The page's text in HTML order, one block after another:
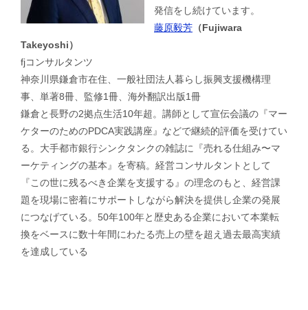
発信をし続けています。
藤原毅芳 （Fujiwara
Takeyoshi）
fjコンサルタンツ
神奈川県鎌倉市在住、一般社団法人暮らし振興支援機構理
事、単著8冊、監修1冊、海外翻訳出版1冊
鎌倉と長野の2拠点生活10年超。講師として宣伝会議の『マー
ケターのためのPDCA実践講座』などで継続的評価を受けてい
る。大手都市銀行シンクタンクの雑誌に『売れる仕組み〜マ
ーケティングの基本』を寄稿。経営コンサルタントとして
『この世に残るべき企業を支援する』の理念のもと、経営課
題を現場に密着にサポートしながら解決を提供し企業の発展
につなげている。50年100年と歴史ある企業において本業転
換をベースに数十年間にわたる売上の壁を超え過去最高実績
を達成している